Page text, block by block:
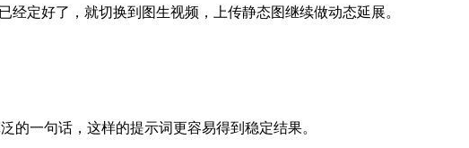
定好了，就切换到图生视频，上传静态图继续做动态延展。
的一句话，这样的提示词更容易得到稳定结果。